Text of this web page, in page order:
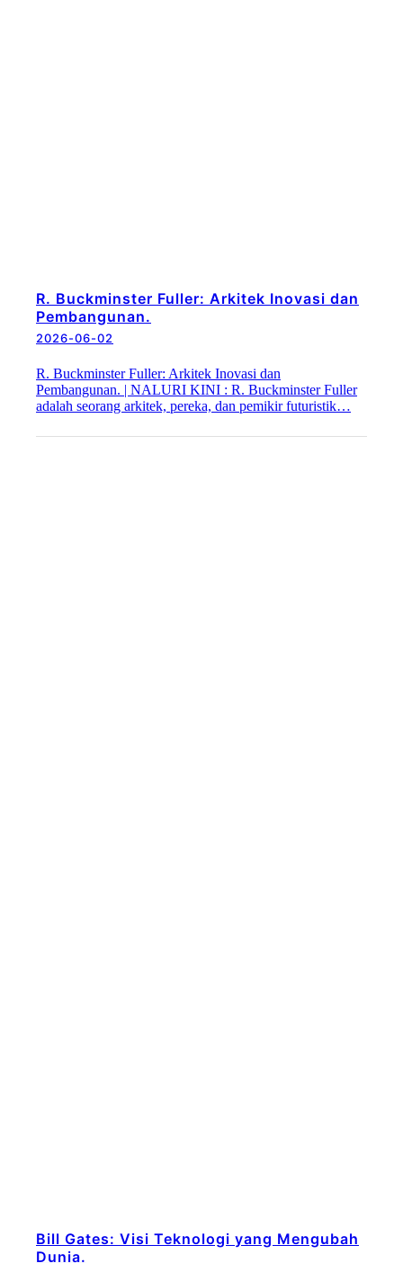
R. Buckminster Fuller: Arkitek Inovasi dan
Pembangunan.
2026-06-02
R. Buckminster Fuller: Arkitek Inovasi dan
Pembangunan. | NALURI KINI : R. Buckminster Fuller
adalah seorang arkitek, pereka, dan pemikir futuristik…
Bill Gates: Visi Teknologi yang Mengubah
Dunia.